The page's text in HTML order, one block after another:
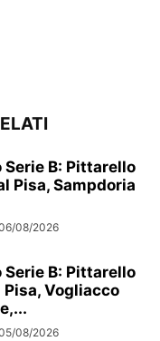
B: Pittarello
Pisa, Sampdoria
08/2026
B: Pittarello
Vogliacco
08/2026